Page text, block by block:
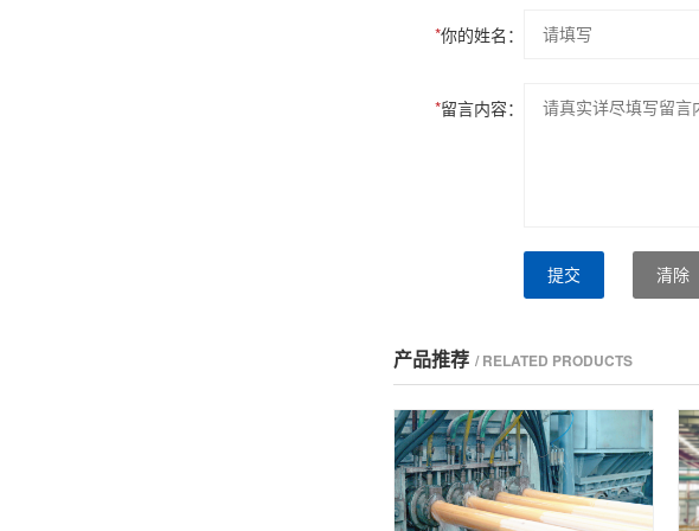
*你的姓名：
*留言内容：
提交 清除
产品推荐 / RELATED PRODUCTS